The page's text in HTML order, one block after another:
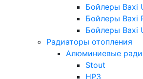
Бойлеры Baxi
Бойлеры Baxi
Бойлеры Baxi
Радиаторы отопления
Алюминиевые
Stout
НРЗ